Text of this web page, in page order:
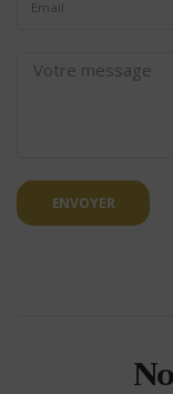
ENVOYER